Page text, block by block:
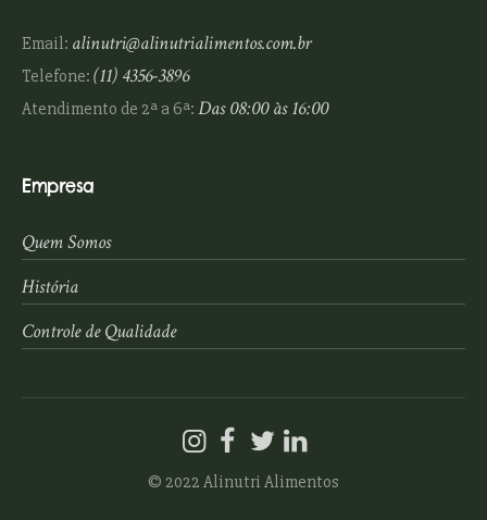
Email: alinutri@alinutrialimentos.com.br
Telefone:(11) 4356-3896
Atendimento de 2ª a 6ª:Das 08:00 às 16:00
Empresa
Quem Somos
História
Controle de Qualidade
© 2022 Alinutri Alimentos